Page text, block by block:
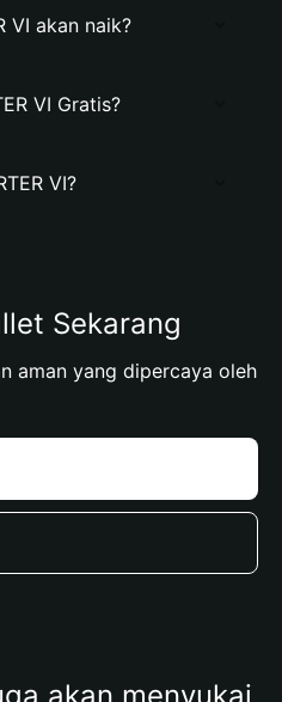
VI akan naik?
VI Gratis?
VI?
Sekarang
aman yang dipercaya oleh